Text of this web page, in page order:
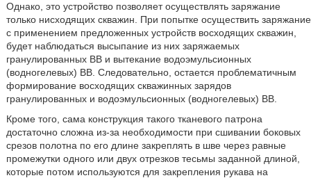
Однако, это устройство позволяет осуществлять заряжание
только нисходящих скважин. При попытке осуществить заряжание
с применением предложенных устройств восходящих скважин,
будет наблюдаться высыпание из них заряжаемых
гранулированных ВВ и вытекание водоэмульсионных
(водногелевых) ВВ. Следовательно, остается проблематичным
формирование восходящих скважинных зарядов
гранулированных и водоэмульсионных (водногелевых) ВВ.
Кроме того, сама конструкция такого тканевого патрона
достаточно сложна из-за необходимости при сшивании боковых
срезов полотна по его длине закреплять в шве через равные
промежутки одного или двух отрезков тесьмы заданной длиной,
которые потом используются для закрепления рукава на